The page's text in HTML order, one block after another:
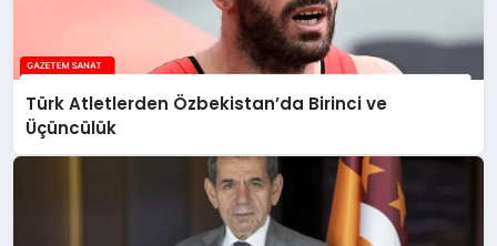
Türk Atletlerden Özbekistan’da Birinci ve
Üçüncülük